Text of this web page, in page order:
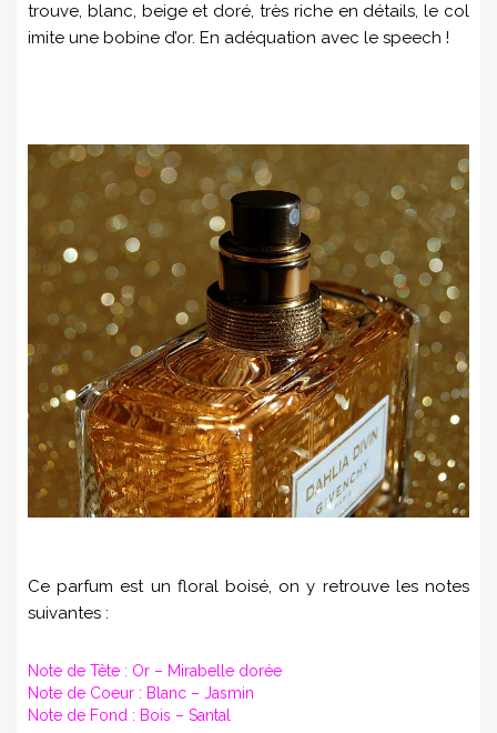
trouve, blanc, beige et doré, très riche en détails, le col
imite une bobine d’or. En adéquation avec le speech !
Ce parfum est un floral boisé, on y retrouve les notes
suivantes :
Note de Tête : Or – Mirabelle dorée
Note de Coeur : Blanc – Jasmin
Note de Fond : Bois – Santal